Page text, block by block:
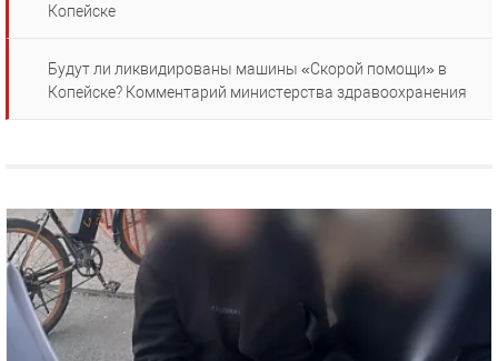
Копейске
Будут ли ликвидированы машины «Скорой помощи» в
Копейске? Комментарий министерства здравоохранения